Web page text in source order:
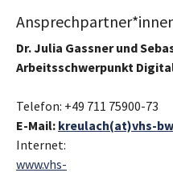
Dr. Julia Gassner und
Arbeitsschwerpunkt
Telefon: +49 711 75900-73
E-Mail: kreulach(at)vhs-
Internet:
www.vhs-